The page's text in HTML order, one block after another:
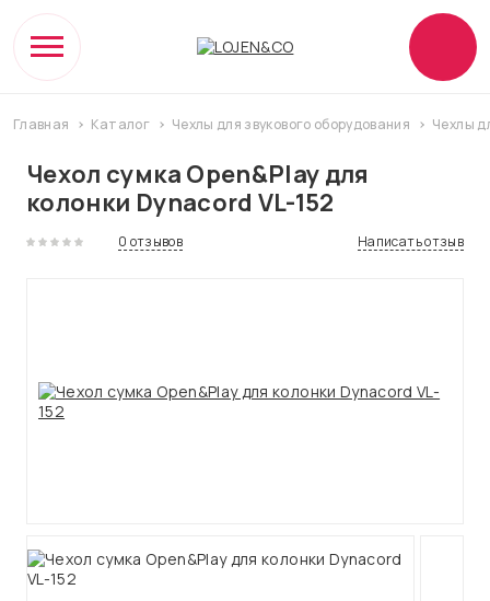
Главная Каталог Чехлы для звукового оборудования Чехлы
Чехол сумка Open&Play для
колонки Dynacord VL-152
0 отзывов Написать отзыв